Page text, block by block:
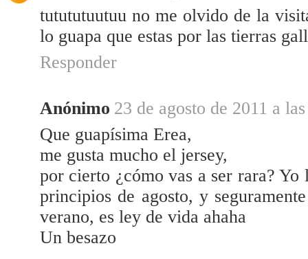
tutututuutuu no me olvido de la
lo guapa que estas por las tierras
Responder
Anónimo 23 de agosto de 2011 a
Que guapísima Erea,
me gusta mucho el jersey,
por cierto ¿cómo vas a ser rara?
principios de agosto, y
verano, es ley de vida ahaha
Un besazo